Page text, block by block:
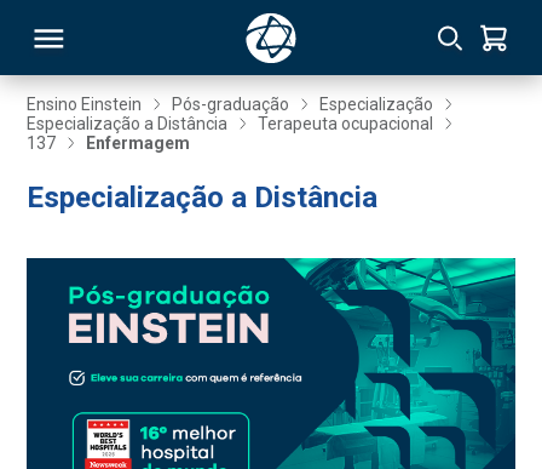
Ensino Einstein Pós-graduação
Especialização
Especialização a Distância
Terapeuta ocupacional
137
Enfermagem
Especialização a Distância